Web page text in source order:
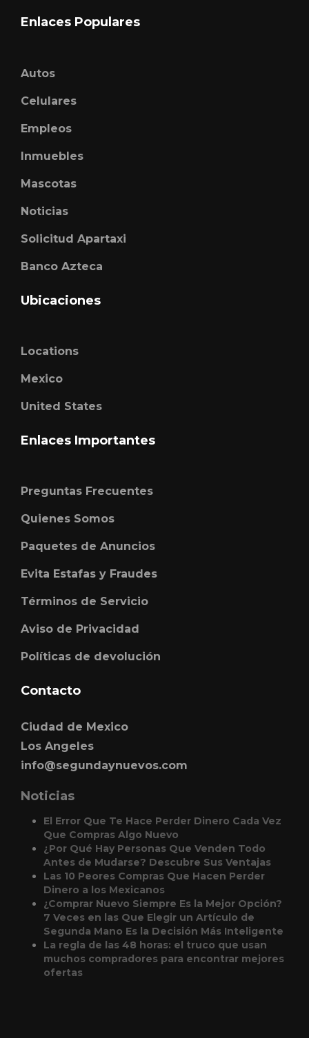
Enlaces Populares
Autos
Celulares
Empleos
Inmuebles
Mascotas
Noticias
Solicitud Apartaxi
Banco Azteca
Ubicaciones
Locations
Mexico
United States
Enlaces Importantes
Preguntas Frecuentes
Quienes Somos
Paquetes de Anuncios
Evita Estafas y Fraudes
Términos de Servicio
Aviso de Privacidad
Políticas de devolución
Contacto
Ciudad de Mexico
Los Angeles
info@segundaynuevos.com
Noticias
El Error Que Te Hace Perder Dinero Cada Vez
Que Compras Algo Nuevo
¿Por Qué Hay Personas Que Venden Todo
Antes de Mudarse? Descubre Sus Ventajas
Las 10 Peores Compras Que Hacen Perder
Dinero a los Mexicanos
¿Comprar Nuevo Siempre Es la Mejor Opción?
7 Veces en las Que Elegir un Artículo de
Segunda Mano Es la Decisión Más Inteligente
La regla de las 48 horas: el truco que usan
muchos compradores para encontrar mejores
ofertas